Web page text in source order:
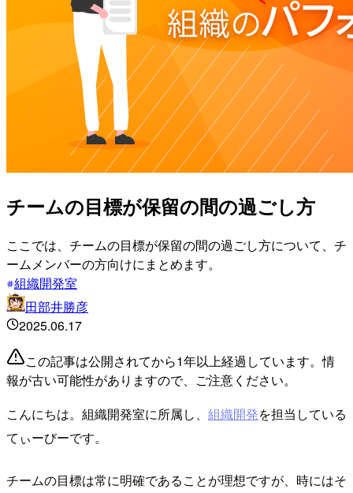
チームの目標が保留の間の過ごし方
ここでは、チームの目標が保留の間の過ごし方について、チ
ームメンバーの方向けにまとめます。
組織開発室
田部井勝彦
2025.06.17
この記事は公開されてから1年以上経過しています。情
報が古い可能性がありますので、ご注意ください。
こんにちは。組織開発室に所属し、 組織開発を担当している
てぃーびーです。
チームの目標は常に明確であることが理想ですが、時にはそ